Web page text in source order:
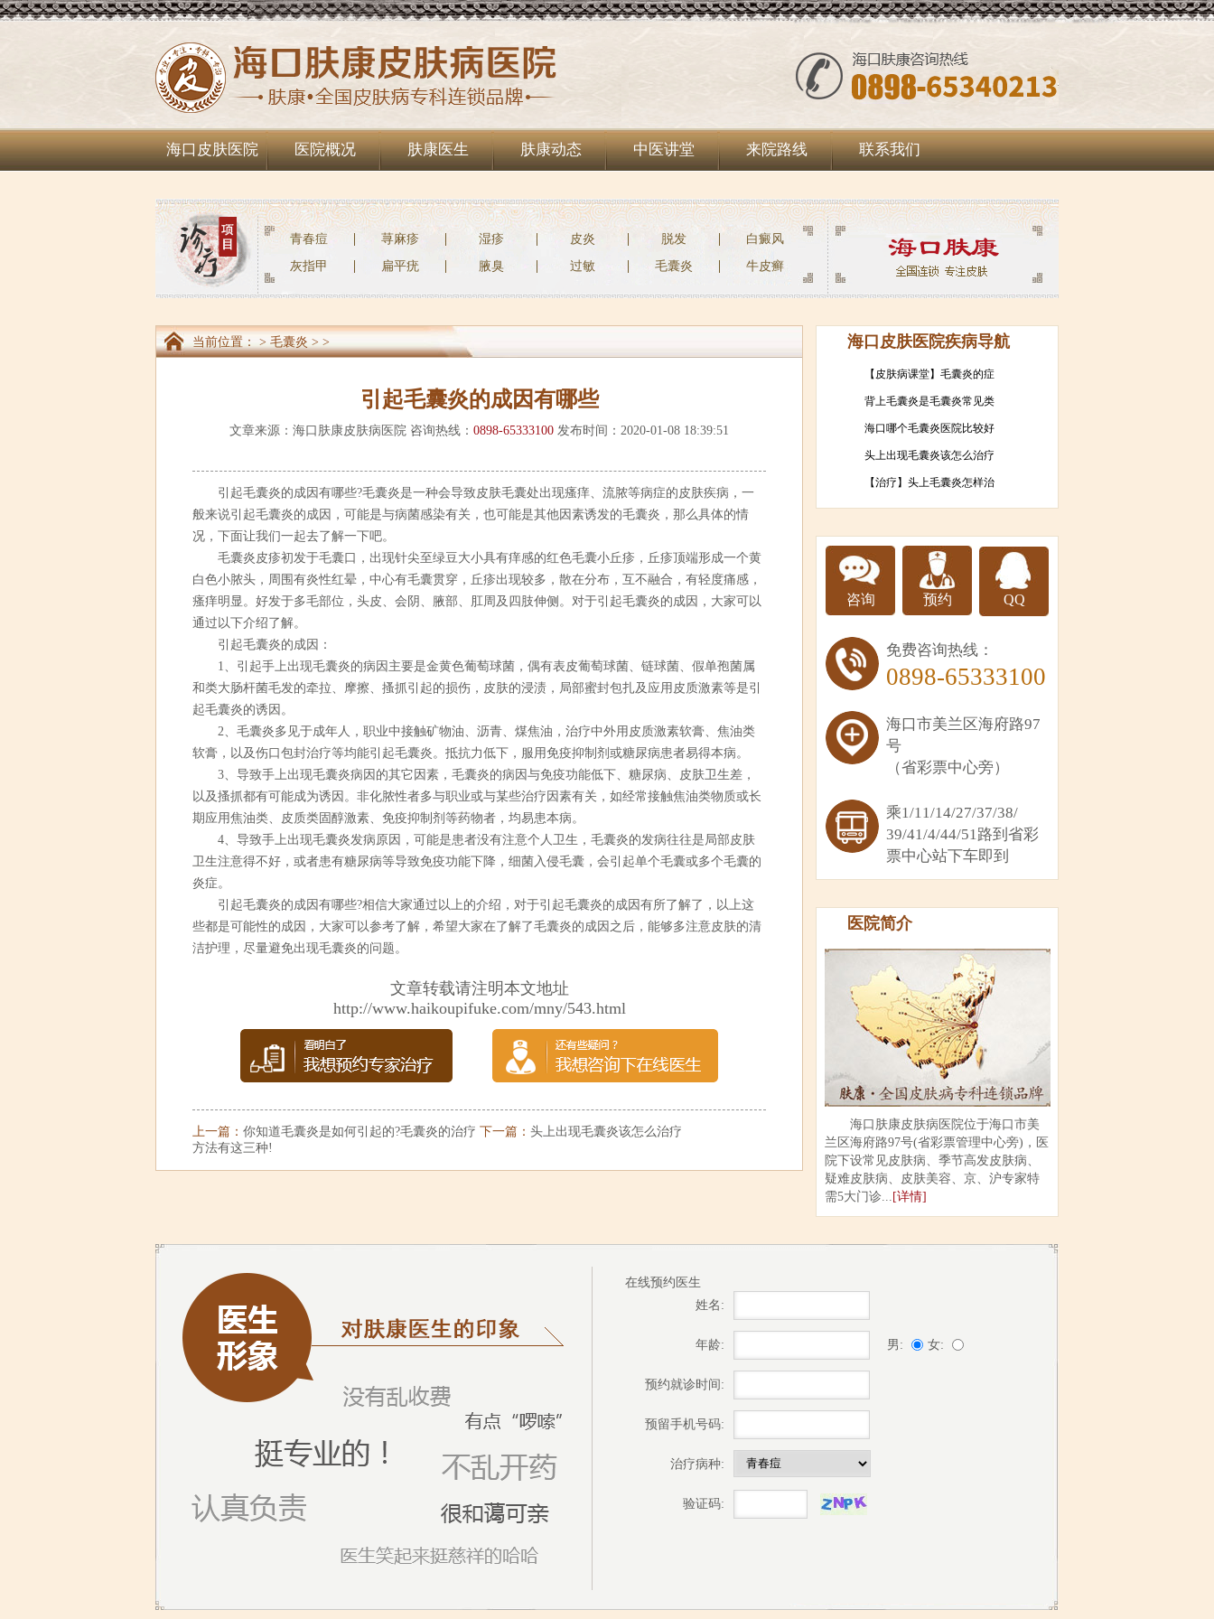
海口皮肤医院 医院概况 肤康医生 肤康动态 中医讲堂 来院路线 联系我们
青春痘 荨麻疹 湿疹 皮炎 脱发
白癜风
灰指甲
扁平疣 腋臭 过敏 毛囊炎 牛皮癣
当前位置： > 毛囊炎 > >
引起毛囊炎的成因有哪些
文章来源：海口肤康皮肤病医院 咨询热线： 0898-65333100 发布时间：2020-01-08 18:39:51
引起毛囊炎的成因有哪些?毛囊炎是一种会导致皮肤毛囊处出现瘙痒、流脓等病症的皮肤疾病，一
般来说引起毛囊炎的成因，可能是与病菌感染有关，也可能是其他因素诱发的毛囊炎，那么具体的情
况，下面让我们一起去了解一下吧。
毛囊炎皮疹初发于毛囊口，出现针尖至绿豆大小具有痒感的红色毛囊小丘疹，丘疹顶端形成一个黄
白色小脓头，周围有炎性红晕，中心有毛囊贯穿，丘疹出现较多，散在分布，互不融合，有轻度痛感，
瘙痒明显。好发于多毛部位，头皮、会阴、腋部、肛周及四肢伸侧。对于引起毛囊炎的成因，大家可以
通过以下介绍了解。
引起毛囊炎的成因：
1、引起手上出现毛囊炎的病因主要是金黄色葡萄球菌，偶有表皮葡萄球菌、链球菌、假单孢菌属
和类大肠杆菌毛发的牵拉、摩擦、搔抓引起的损伤，皮肤的浸渍，局部蜜封包扎及应用皮质激素等是引
起毛囊炎的诱因。
2、毛囊炎多见于成年人，职业中接触矿物油、沥青、煤焦油，治疗中外用皮质激素软膏、焦油类
软膏，以及伤口包封治疗等均能引起毛囊炎。抵抗力低下，服用免疫抑制剂或糖尿病患者易得本病。
3、导致手上出现毛囊炎病因的其它因素，毛囊炎的病因与免疫功能低下、糖尿病、皮肤卫生差，
以及搔抓都有可能成为诱因。非化脓性者多与职业或与某些治疗因素有关，如经常接触焦油类物质或长
期应用焦油类、皮质类固醇激素、免疫抑制剂等药物者，均易患本病。
4、导致手上出现毛囊炎发病原因，可能是患者没有注意个人卫生，毛囊炎的发病往往是局部皮肤
卫生注意得不好，或者患有糖尿病等导致免疫功能下降，细菌入侵毛囊，会引起单个毛囊或多个毛囊的
炎症。
引起毛囊炎的成因有哪些?相信大家通过以上的介绍，对于引起毛囊炎的成因有所了解了，以上这
些都是可能性的成因，大家可以参考了解，希望大家在了解了毛囊炎的成因之后，能够多注意皮肤的清
洁护理，尽量避免出现毛囊炎的问题。
文章转载请注明本文地址
http://www.haikoupifuke.com/mny/543.html
上一篇： 你知道毛囊炎是如何引起的?毛囊炎的治疗
方法有这三种!
下一篇： 头上出现毛囊炎该怎么治疗
海口皮肤医院疾病导航
【皮肤病课堂】毛囊炎的症
背上毛囊炎是毛囊炎常见类
海口哪个毛囊炎医院比较好
头上出现毛囊炎该怎么治疗
【治疗】头上毛囊炎怎样治
咨询 预约 QQ
免费咨询热线：
0898-65333100
海口市美兰区海府路97
号
（省彩票中心旁）
乘1/11/14/27/37/38/
39/41/4/44/51路到省彩
票中心站下车即到
医院简介
海口肤康皮肤病医院位于海口市美
兰区海府路97号(省彩票管理中心旁)，医
院下设常见皮肤病、季节高发皮肤病、
疑难皮肤病、皮肤美容、京、沪专家特
需5大门诊... [详情]
在线预约医生
姓名:
年龄: 男: 女:
预约就诊时间:
预留手机号码:
治疗病种:
验证码: